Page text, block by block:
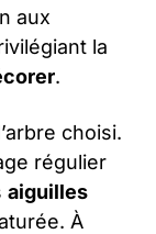
aux
la
.
choisi.
régulier
aiguilles
À